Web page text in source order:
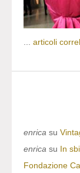
articoli
enrica su
enrica su In
Fondazione